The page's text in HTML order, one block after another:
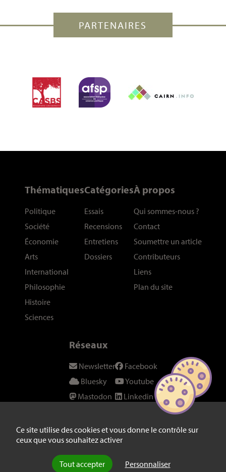
Ce site utilise des cookies et vous donne le contrôle sur
ceux que vous souhaitez activer
Tout accepter Personnaliser
PARTENAIRES
Thématiques
Politique
Société
Économie
Arts
International
Philosophie
Histoire
Sciences
Catégories
Essais
Recensions
Entretiens
Dossiers
À propos
Qui sommes-nous ?
Contact
Soumettre un article
Contributeurs
Liens
Plan du site
Réseaux
Newsletter
Bluesky
Mastodon
Instagram
Twitter/X
Facebook
Youtube
Linkedin
Fil RSS